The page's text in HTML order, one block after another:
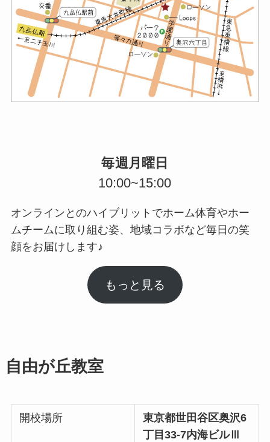
毎週月曜日
10:00~15:00
オンラインとのハイブリットでホーム体育やホー
ムチームに取り組む姿、地域コラボなど毎日の笑
顔をお届けします♪
もっと見る
自由が丘教室
開校場所
東京都世田谷区奥沢6
丁目33-7内海ビルⅢ